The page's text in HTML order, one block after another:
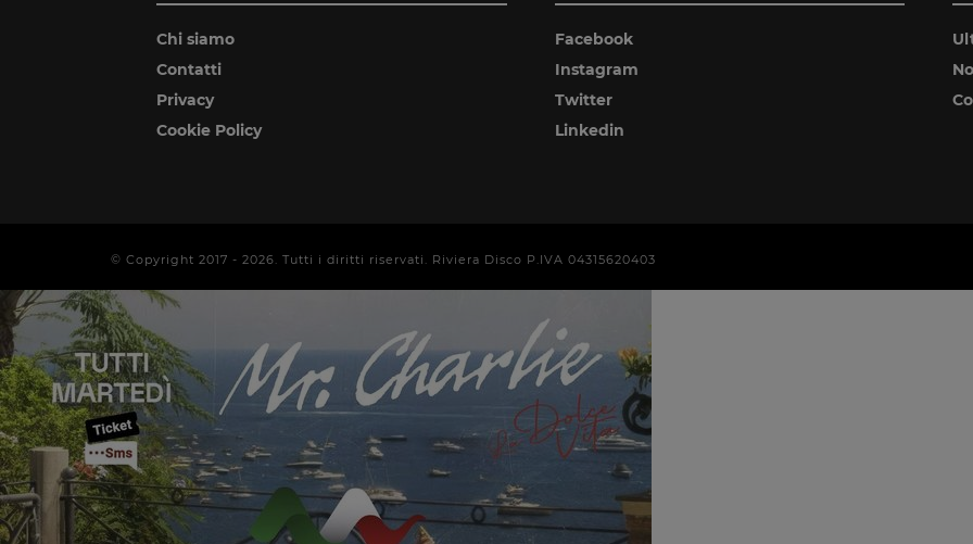
Chi siamo
Contatti
Privacy
Cookie Policy
Facebook
Instagram
Twitter
Linkedin
© Copyright 2017 - 2026. Tutti i diritti riservati. Riviera Disco P.IVA 04315620403